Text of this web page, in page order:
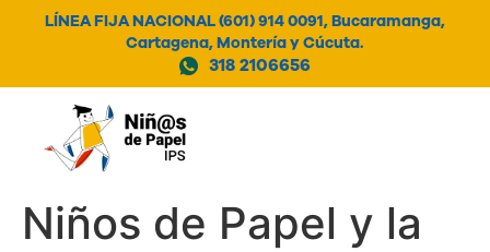
LÍNEA FIJA NACIONAL (601) 914 0091, Bucaramanga,
Cartagena, Montería y Cúcuta.
318 2106656
Niños de Papel y la